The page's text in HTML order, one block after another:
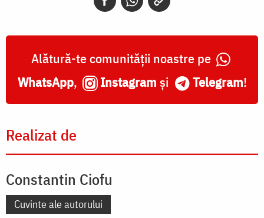
Alătură-te comunității noastre pe
WhatsApp, Instagram și Telegram!
Realizat de
Constantin Ciofu
Cuvinte ale autorului